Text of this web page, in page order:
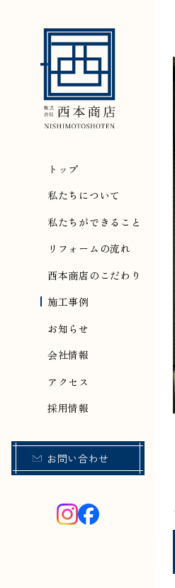
トップ
私たちについて
私たちができること
リフォームの流れ
西本商店のこだわり
施工事例
お知らせ
会社情報
アクセス
採用情報
お問い合わせ